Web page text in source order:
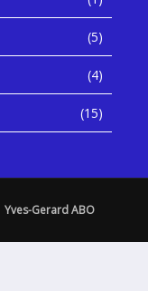
(5)
(4)
(15)
Yves-Gerard ABO